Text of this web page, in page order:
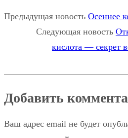
Предыдущая новость Осеннее
Следующая новость
кислота — секрет
Добавить
Ваш адрес email не будет